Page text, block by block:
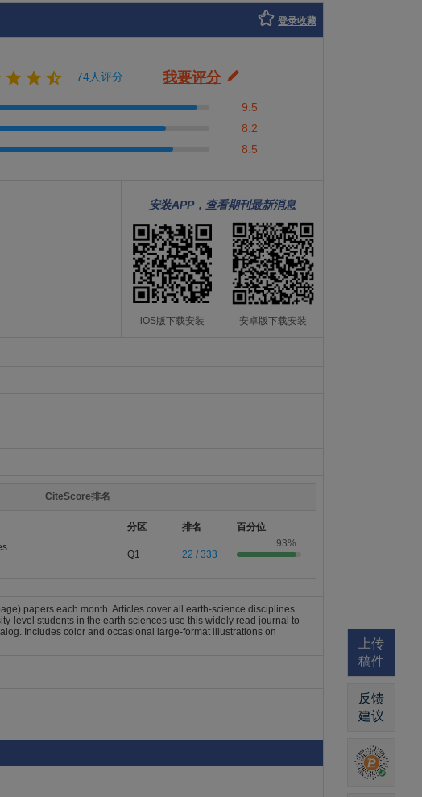
登录收藏
74人评分 我要评分
9.5
8.2
8.5
安装APP，查看期刊最新消息
iOS版下载安装 安卓版下载安装
CiteScore排名
分区 排名
百分位
Q1 22 / 333
93%
papers each month. Articles cover all earth-science disciplines
level students in the earth sciences use this widely read journal to
Includes color and occasional large-format illustrations on
上传
稿件
反馈
建议